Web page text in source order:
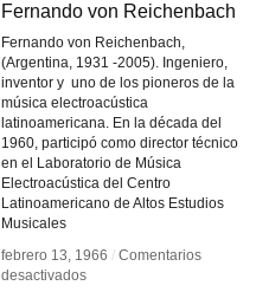
Fernando von Reichenbach
Fernando von Reichenbach,
(Argentina, 1931 -2005). Ingeniero,
inventor y uno de los pioneros de la
música electroacústica
latinoamericana. En la década del
1960, participó como director técnico
en el Laboratorio de Música
Electroacústica del Centro
Latinoamericano de Altos Estudios
Musicales
febrero 13, 1966 / Comentarios
desactivadosen
Fernando von Reichenbach
febrero 13, 1966 / Comentarios
desactivadosen